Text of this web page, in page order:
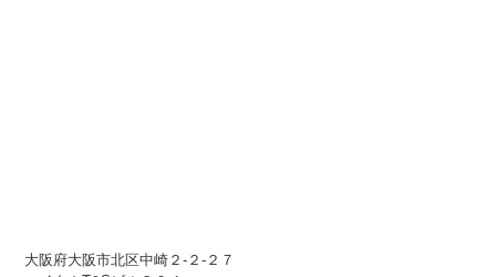
大阪府大阪市北区中崎２-２-２７